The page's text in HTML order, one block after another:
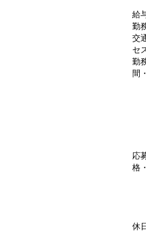
給
勤
交
セ
勤
間
応
格
休